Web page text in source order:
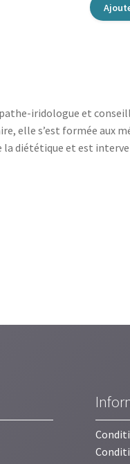
iridologue et
elle s’est formée aux
la diététique et est